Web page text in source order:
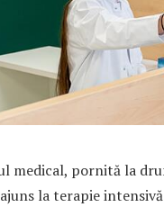
medical, pornită la
la terapie